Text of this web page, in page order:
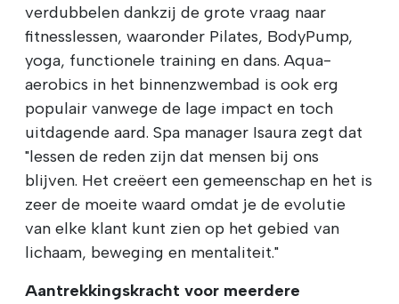
verdubbelen dankzij de grote vraag naar
fitnesslessen, waaronder Pilates, BodyPump,
yoga, functionele training en dans. Aqua-
aerobics in het binnenzwembad is ook erg
populair vanwege de lage impact en toch
uitdagende aard. Spa manager Isaura zegt dat
"lessen de reden zijn dat mensen bij ons
blijven. Het creëert een gemeenschap en het is
zeer de moeite waard omdat je de evolutie
van elke klant kunt zien op het gebied van
lichaam, beweging en mentaliteit."
Aantrekkingskracht voor meerdere